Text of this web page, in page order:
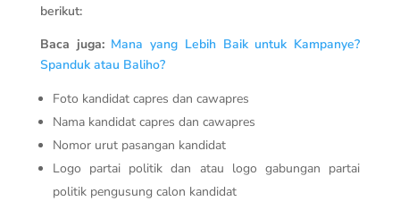
berikut:
Baca juga: Mana yang Lebih Baik untuk Kampanye?
Spanduk atau Baliho?
Foto kandidat capres dan cawapres
Nama kandidat capres dan cawapres
Nomor urut pasangan kandidat
Logo partai politik dan atau logo gabungan partai
politik pengusung calon kandidat